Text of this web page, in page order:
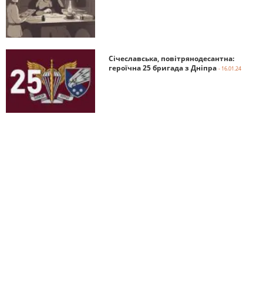
Січеславська, повітрянодесантна:
героїчна 25 бригада з Дніпра - 16.01.24